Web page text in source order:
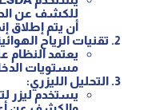
للكشف عن
أن يتم إطلاق
تقنيات الرياح
يعتمد النظام
مستويات
التحليل الليزري:
يستخدم ليزر